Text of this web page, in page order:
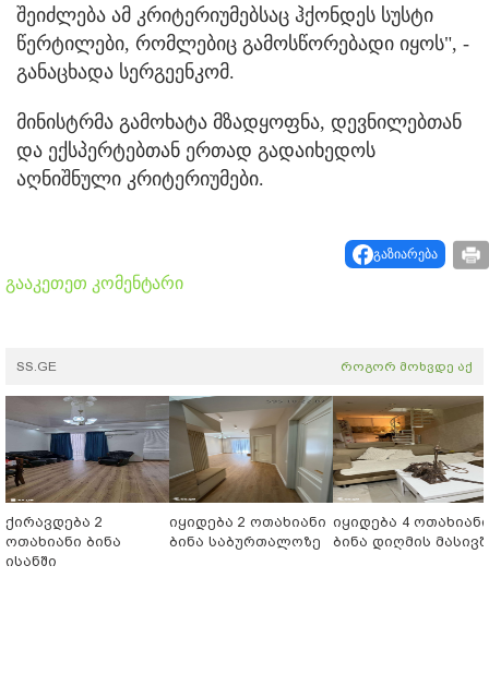
შეიძლება ამ კრიტერიუმებსაც ჰქონდეს სუსტი
წერტილები, რომლებიც გამოსწორებადი იყოს", -
განაცხადა სერგეენკომ.
მინისტრმა გამოხატა მზადყოფნა, დევნილებთან
და ექსპერტებთან ერთად გადაიხედოს
აღნიშნული კრიტერიუმები.
გაზიარება
გააკეთეთ კომენტარი
SS.GE როგორ მოხვდე აქ
ქირავდება 2
ოთახიანი ბინა
ისანში
იყიდება 2 ოთახიანი
ბინა საბურთალოზე
იყიდება 4 ოთახიანი
ბინა დიღმის